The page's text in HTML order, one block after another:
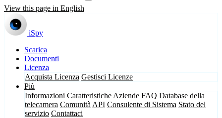
View this page in English
iSpy
Scarica
Documenti
Licenza
Acquista Licenza Gestisci Licenze
Più
Informazioni Caratteristiche Aziende FAQ Database della
telecamera Comunità API Consulente di Sistema Stato del
servizio Contattaci